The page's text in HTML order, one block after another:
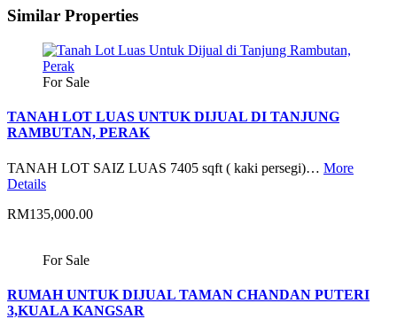
Similar Properties
For Sale
TANAH LOT LUAS UNTUK DIJUAL DI TANJUNG
RAMBUTAN, PERAK
TANAH LOT SAIZ LUAS 7405 sqft ( kaki persegi)… More
Details
RM135,000.00
For Sale
RUMAH UNTUK DIJUAL TAMAN CHANDAN PUTERI
3,KUALA KANGSAR